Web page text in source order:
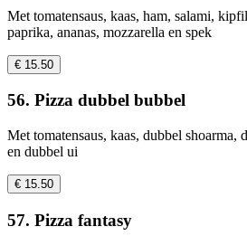
Met tomatensaus, kaas, ham, salami,
paprika, ananas, mozzarella en spek
€ 15.50
56. Pizza dubbel bubbel
Met tomatensaus, kaas, dubbel shoarma,
en dubbel ui
€ 15.50
57. Pizza fantasy